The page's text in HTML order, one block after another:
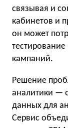
связывая и
кабинетов и
он может
кампаний.
Решение
аналитики —
данных для
Сервис